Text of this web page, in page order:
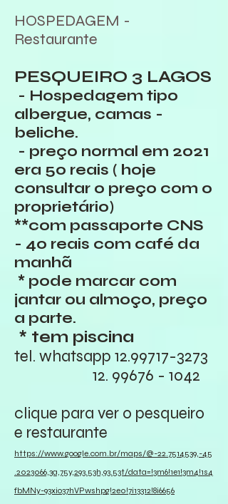
HOSPEDAGEM -
Restaurante
PESQUEIRO 3 LAGOS
- Hospedagem tipo
albergue, camas -
beliche.
- preço normal em 2021
era 50 reais ( hoje
consultar o preço com o
proprietário)
**com passaporte CNS
- 40 reais com café da
manhã
* pode marcar com
jantar ou almoço, preço
a parte.
* tem piscina
tel. whatsapp 12.99717-3273
12. 99676 - 1042
clique para ver o pesqueiro
e restaurante
https://www.google.com.br/maps/@-22.7514539,-45
.2023066,3a,75y,293.53h,93.53t/data=!3m6!1e1!3m4!1s4
fbMNy-93xio37hVPwshpg!2e0!7i13312!8i6656